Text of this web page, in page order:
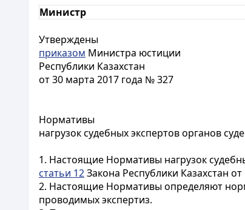
Министр
Утверждены
приказом Министра юстиции
Республики Казахстан
от 30 марта 2017 года № 327
Нормативы
нагрузок судебных экспертов органов
1. Настоящие Нормативы нагрузок
статьи 12Закона Республики Казахстан
2. Настоящие Нормативы определяют
проводимых экспертиз.